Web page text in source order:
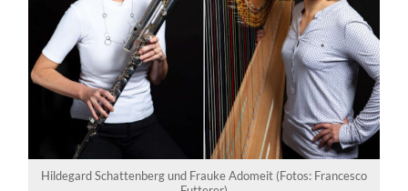
Hildegard Schattenberg und Frauke Adomeit (Fotos: Francesco